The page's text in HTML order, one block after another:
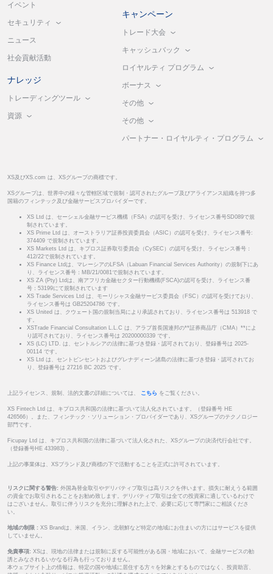
イベント
セキュリティ
ニュース
社会貢献活動
ナレッジ
トレーディングツール
資源
キャンペーン
トレード大会
キャッシュバック
ロイヤルティ プログラム
ボーナス
その他
その他
パートナー・ロイヤルティ・プログラム
XS及びXS.com は、XSグループの商標です。
XSグループは、世界中の様々な管轄区域で規制・認可されたグループ及びアライアンス組織を持つ多
国籍のフィンテック及び金融サービスプロバイダーです。
XS Ltd は、セーシェル金融サービス機構（FSA）の認可を受け、ライセンス番号SD089で規
制されています。
XS Prime Ltd は、オーストラリア証券投資委員会（ASIC）の認可を受け、ライセンス番号:
374409 で規制されています。
XS Markets Ltd は、キプロス証券取引委員会（CySEC）の認可を受け、ライセンス番号：
412/22で規制されています。
XS Finance Ltdは、マレーシアのLFSA（Labuan Financial Services Authority）の規制下にあ
り、ライセンス番号：MB/21/0081で規制されています。
XS ZA (Pty) Ltdは、南アフリカ金融セクター行動機構(FSCA)の認可を受け、ライセンス番
号：53199にて規制されています
XS Trade Services Ltd は、モーリシャス金融サービス委員会（FSC）の認可を受けており、
ライセンス番号は GB25204786 です。
XS United は、クウェート国の規制当局により承認されており、ライセンス番号は 513918 で
す。
XSTrade Financial Consultation L.L.C は、アラブ首長国連邦の**証券商品庁（CMA）**によ
り認可されており、ライセンス番号は 20200000339 です。
XS (LC) LTD. は、セントルシアの法律に基づき登録・認可されており、登録番号は 2025-
00114 です。
XS Ltd は、セントビンセントおよびグレナディーン諸島の法律に基づき登録・認可されてお
り、登録番号は 27216 BC 2025 です。
上記ライセンス、規制、法的文書の詳細については、 こちら をご覧ください。
XS Fintech Ltd は、キプロス共和国の法律に基づいて法人化されています。（登録番号 HE
426566）。また、フィンテック・ソリューション・プロバイダーであり、XSグループのテクノロジー
部門です。
Ficupay Ltd は、キプロス共和国の法律に基づいて法人化された、XSグループの決済代行会社です。
（登録番号HE 433983) 。
上記の事業体は、XSブランド及び商標の下で活動することを正式に許可されています。
リスクに関する警告: 外国為替金取引やデリバティブ取引は高リスクを伴います。損失に耐えうる範囲
の資金でお取引されることをお勧め致します。デリバティブ取引は全ての投資家に適しているわけで
はございません。取引に伴うリスクを充分に理解された上で、必要に応じて専門家にご相談くださ
い。
地域の制限 : XS Brandは、米国、イラン、北朝鮮など特定の地域にお住まいの方にはサービスを提供
していません。
免責事項: XSは、現地の法律または規制に反する可能性がある国・地域において、金融サービスの勧
誘とみなされるいかなる行為も行っておりません。
本ウェブサイト上の情報は、特定の国や地域に居住する方々を対象とするものではなく、投資助言、